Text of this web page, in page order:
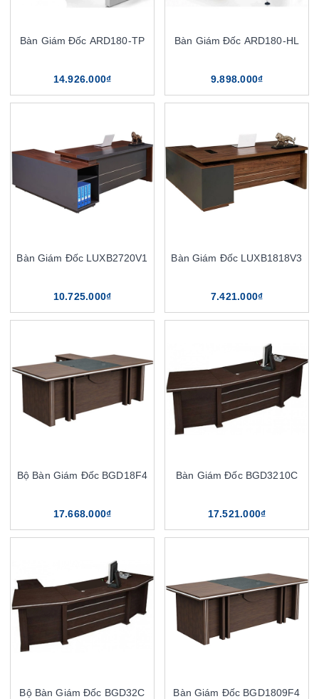
Bàn Giám Đốc ARD180-TP
14.926.000₫
Bàn Giám Đốc ARD180-HL
9.898.000₫
Bàn Giám Đốc LUXB2720V1
10.725.000₫
Bàn Giám Đốc LUXB1818V3
7.421.000₫
Bộ Bàn Giám Đốc BGD18F4
17.668.000₫
Bàn Giám Đốc BGD3210C
17.521.000₫
Bộ Bàn Giám Đốc BGD32C Bàn Giám Đốc BGD1809F4